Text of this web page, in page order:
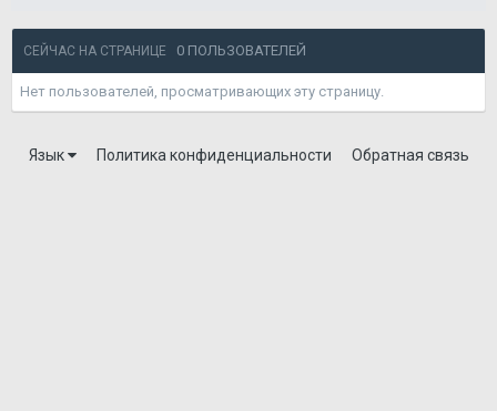
СЕЙЧАС НА СТРАНИЦЕ 0 ПОЛЬЗОВАТЕЛЕЙ
Нет пользователей, просматривающих эту страницу.
Язык Политика конфиденциальности Обратная связь